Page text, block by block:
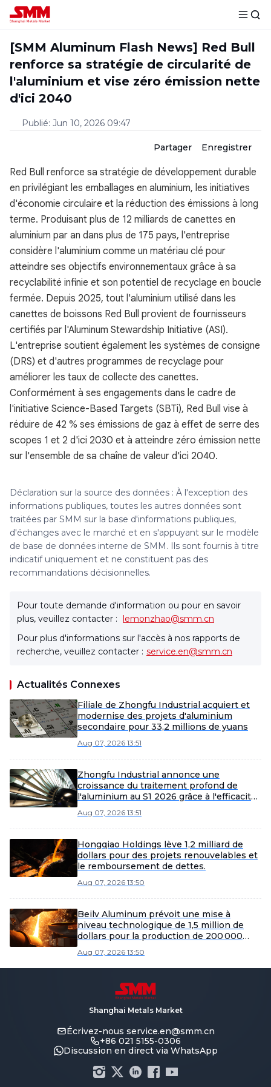
[SMM Aluminum Flash News] Red Bull
renforce sa stratégie de circularité de
l'aluminium et vise zéro émission nette
d'ici 2040
Publié: Jun 10, 2026 09:47
Partager Enregistrer
Red Bull renforce sa stratégie de développement durable
en privilégiant les emballages en aluminium, les initiatives
d'économie circulaire et la réduction des émissions à long
terme. Produisant plus de 12 milliards de canettes en
aluminium par an dans plus de 175 pays, l'entreprise
considère l'aluminium comme un matériau clé pour
atteindre ses objectifs environnementaux grâce à sa
recyclabilité infinie et son potentiel de recyclage en boucle
fermée. Depuis 2025, tout l'aluminium utilisé dans les
canettes de boissons Red Bull provient de fournisseurs
certifiés par l'Aluminum Stewardship Initiative (ASI).
L'entreprise soutient également les systèmes de consigne
(DRS) et d'autres programmes de recyclage pour
améliorer les taux de collecte des canettes.
Conformément à ses engagements dans le cadre de
l'initiative Science-Based Targets (SBTi), Red Bull vise à
réduire de 42 % ses émissions de gaz à effet de serre des
scopes 1 et 2 d'ici 2030 et à atteindre zéro émission nette
sur l'ensemble de sa chaîne de valeur d'ici 2040.
Déclaration sur la source des données : À l'exception des
informations publiques, toutes les autres données sont
traitées par SMM sur la base d'informations publiques,
d'échanges avec le marché et en s'appuyant sur le modèle
de base de données interne de SMM. Ils sont fournis à titre
indicatif uniquement et ne constituent pas des
recommandations décisionnelles.
Pour toute demande d'information ou pour en savoir
plus, veuillez contacter : lemonzhao@smm.cn
Pour plus d'informations sur l'accès à nos rapports de
recherche, veuillez contacter : service.en@smm.cn
Actualités Connexes
Filiale de Zhongfu Industrial acquiert et
modernise des projets d'aluminium
secondaire pour 33,2 millions de yuans
Aug 07, 2026 13:51
Zhongfu Industrial annonce une
croissance du traitement profond de
l'aluminium au S1 2026 grâce à l'efficacité
Aug 07, 2026 13:51
Hongqiao Holdings lève 1,2 milliard de
dollars pour des projets renouvelables et
le remboursement de dettes.
Aug 07, 2026 13:50
Beilv Aluminum prévoit une mise à
niveau technologique de 1,5 million de
dollars pour la production de 200 000
Yangxin.
Aug 07, 2026 13:50
Shanghai Metals Market
Écrivez-nous service.en@smm.cn
+86 021 5155-0306
Discussion en direct via WhatsApp